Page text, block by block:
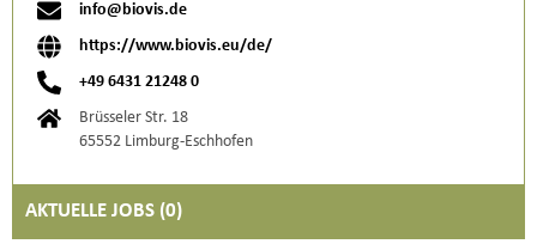
info@biovis.de
https://www.biovis.eu/de/
+49 6431 21248 0
Brüsseler Str. 18
65552 Limburg-Eschhofen
AKTUELLE JOBS (0)